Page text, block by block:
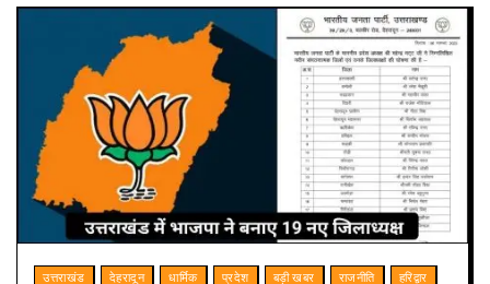
उत्तराखंड देहरादून धार्मिक प्रदेश बड़ी खबर राजनीति हरिद्वार